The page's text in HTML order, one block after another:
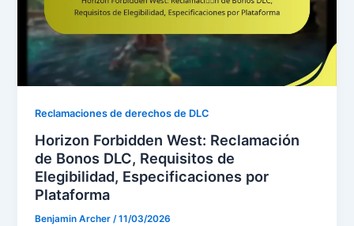
Reclamaciones de derechos de DLC
Horizon Forbidden West: Reclamación
de Bonos DLC, Requisitos de
Elegibilidad, Especificaciones por
Plataforma
Benjamin Archer/11/03/2026